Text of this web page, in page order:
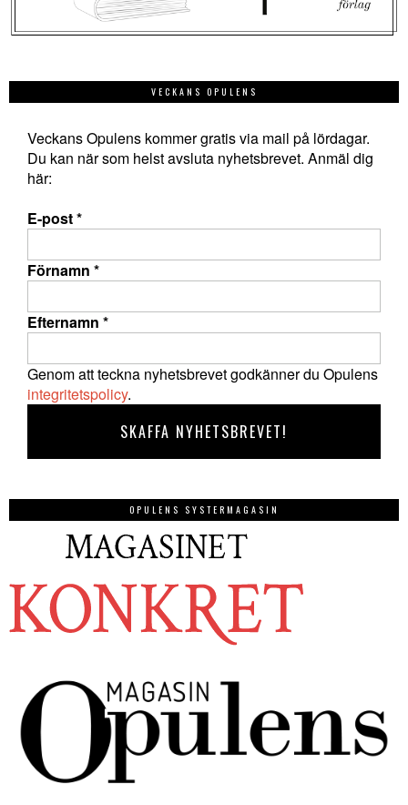
VECKANS OPULENS
Veckans Opulens kommer gratis via mail på lördagar.
Du kan när som helst avsluta nyhetsbrevet. Anmäl dig
här:
E-post*
Förnamn *
Efternamn *
Genom att teckna nyhetsbrevet godkänner du Opulens
integritetspolicy.
OPULENS SYSTERMAGASIN